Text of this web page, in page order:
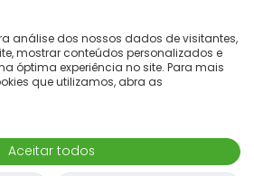
análise dos nossos dados de visitantes,
mostrar conteúdos personalizados e
óptima experiência no site. Para mais
que utilizamos, abra as
Aceitar todos